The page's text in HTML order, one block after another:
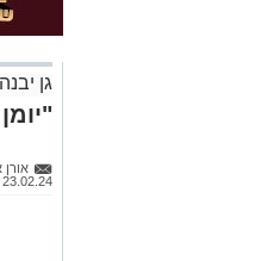
גן
"יומן
23.02.24 / 17:41